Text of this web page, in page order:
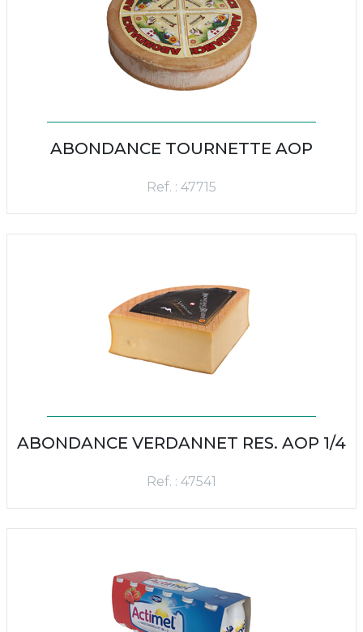
ABONDANCE TOURNETTE AOP
Ref. : 47715
ABONDANCE VERDANNET RES. AOP 1/4
Ref. : 47541